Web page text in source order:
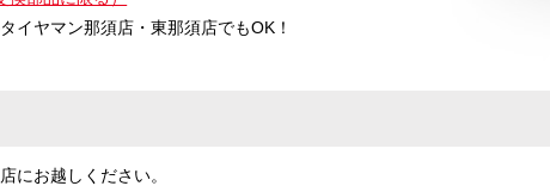
イヤマン那須店・東那須店でもOK！
にお越しください。